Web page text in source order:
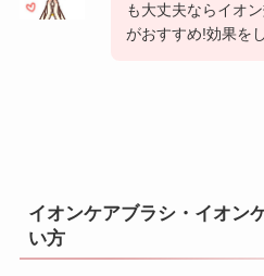
も大丈夫ならイオ
がおすすめ!効果を
イオンケアブラシ・イオン
い方